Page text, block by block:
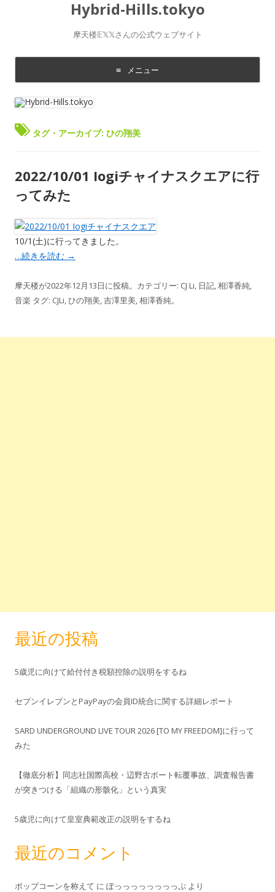
Hybrid-Hills.tokyo
摩天楼𝔼𝕏𝕏さんの公式ウェブサイト
メニュー
コ
ン
テ
ツ
に
移 タグ・アーカイブ: ひの翔美
2022/10/01 Iogiチャイナスクエアに行
ってみた
10/1(土)に行ってきました。
…続きを読む →
摩天楼が2022年12月13日に投稿。カテゴリー: CJ Li, 日記,相澤香純,
音楽 タグ: CJLi,ひの翔美,吉澤里美,相澤香純。
最近の投稿
5歳児に向けて給付付き税額控除の説明をするね
セブンイレブンとPayPayの会員ID統合に関する詳細レポート
SARD UNDERGROUND LIVE TOUR 2026 [TO MY FREEDOM]に行って
みた
【徹底分析】同志社国際高校・辺野古ボート転覆事故、調査報告書
が突きつける「組織の形骸化」という真実
5歳児に向けて皇室典範改正の説明をするね
最近のコメント
ポップコーンを称えて に ぽっっっっっっっっぷ より